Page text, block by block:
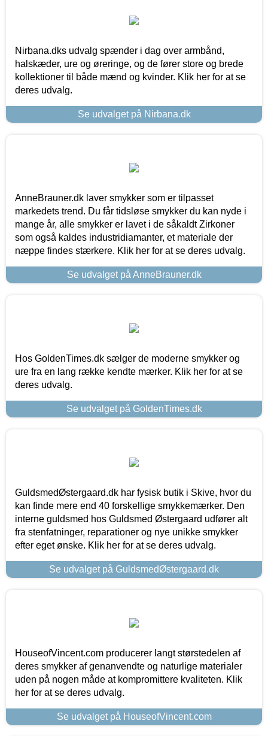
Nirbana.dks udvalg spænder i dag over armbånd,
halskæder, ure og øreringe, og de fører store og brede
kollektioner til både mænd og kvinder. Klik her for at se
deres udvalg.
Se udvalget på Nirbana.dk
AnneBrauner.dk laver smykker som er tilpasset
markedets trend. Du får tidsløse smykker du kan nyde i
mange år, alle smykker er lavet i de såkaldt Zirkoner
som også kaldes industridiamanter, et materiale der
næppe findes stærkere. Klik her for at se deres udvalg.
Se udvalget på AnneBrauner.dk
Hos GoldenTimes.dk sælger de moderne smykker og
ure fra en lang række kendte mærker. Klik her for at se
deres udvalg.
Se udvalget på GoldenTimes.dk
GuldsmedØstergaard.dk har fysisk butik i Skive, hvor du
kan finde mere end 40 forskellige smykkemærker. Den
interne guldsmed hos Guldsmed Østergaard udfører alt
fra stenfatninger, reparationer og nye unikke smykker
efter eget ønske. Klik her for at se deres udvalg.
Se udvalget på GuldsmedØstergaard.dk
HouseofVincent.com producerer langt størstedelen af
deres smykker af genanvendte og naturlige materialer
uden på nogen måde at kompromittere kvaliteten. Klik
her for at se deres udvalg.
Se udvalget på HouseofVincent.com